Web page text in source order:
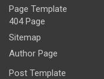
Page Template
404 Page
Sitemap
Author Page
Post Template